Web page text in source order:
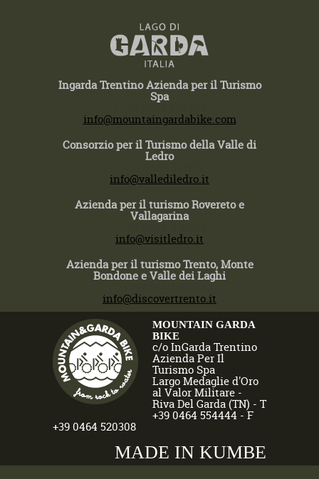
Ingarda Trentino Azienda per il Turismo
Spa
info@mountaingardabike.com
Consorzio per il Turismo della Valle di
Ledro
info@vallediledro.it
Azienda per il turismo Rovereto e
Vallagarina
info@visitledro.it
Azienda per il turismo Trento, Monte
Bondone e Valle dei Laghi
info@discovertrento.it
MOUNTAIN GARDA
BIKE
c/o InGarda Trentino
Azienda Per Il
Turismo Spa
Largo Medaglie d'Oro
al Valor Militare -
Riva Del Garda (TN) - T
+39 0464 554444 - F
+39 0464 520308
MADE IN KUMBE